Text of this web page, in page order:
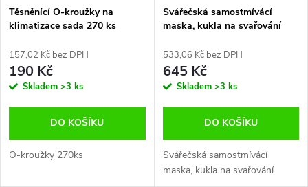
Těsněnící O-kroužky na
klimatizace sada 270 ks
157,02 Kč bez DPH
190 Kč
Skladem >3 ks
DO KOŠÍKU
O-kroužky 270ks
Svářečská samostmívácí
maska, kukla na svařování
533,06 Kč bez DPH
645 Kč
Skladem >3 ks
DO KOŠÍKU
Svářečská samostmívácí
maska, kukla na svařování